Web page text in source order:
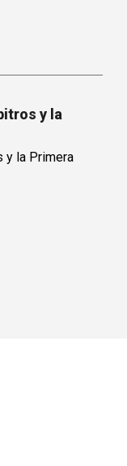
y la